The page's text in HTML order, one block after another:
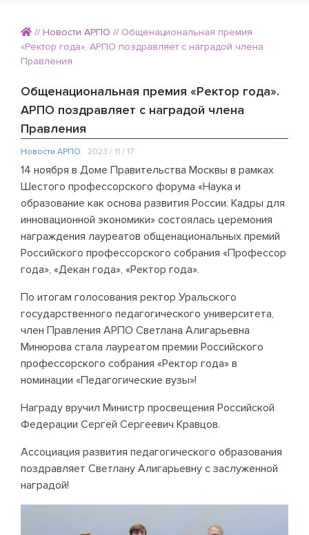
// Новости АРПО // Общенациональная премия
«Ректор года». АРПО поздравляет с наградой члена
Правления
Общенациональная премия «Ректор года».
АРПО поздравляет с наградой члена
Правления
Новости АРПО 2023 / 11 / 17
14 ноября в Доме Правительства Москвы в рамках
Шестого профессорского форума «Наука и
образование как основа развития России. Кадры для
инновационной экономики» состоялась церемония
награждения лауреатов общенациональных премий
Российского профессорского собрания «Профессор
года», «Декан года», «Ректор года».
По итогам голосования ректор Уральского
государственного педагогического университета,
член Правления АРПО Светлана Алигарьевна
Минюрова стала лауреатом премии Российского
профессорского собрания «Ректор года» в
номинации «Педагогические вузы»!
Награду вручил Министр просвещения Российской
Федерации Сергей Сергеевич Кравцов.
Ассоциация развития педагогического образования
поздравляет Светлану Алигарьевну с заслуженной
наградой!